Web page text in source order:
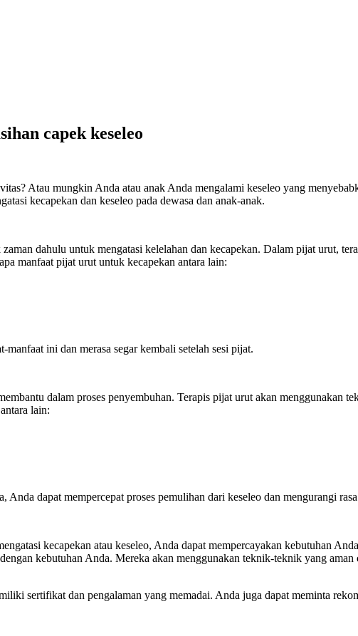
capek keseleo
Atau mungkin Anda atau anak Anda mengalami keseleo yang
kecapekan dan keseleo pada dewasa dan anak-anak.
dahulu untuk mengatasi kelelahan dan kecapekan. Dalam pijat urut,
manfaat pijat urut untuk kecapekan antara lain:
ini dan merasa segar kembali setelah sesi pijat.
dalam proses penyembuhan. Terapis pijat urut akan menggunakan
lain:
dapat mempercepat proses pemulihan dari keseleo dan mengurangi
kecapekan atau keseleo, Anda dapat mempercayakan kebutuhan
kebutuhan Anda. Mereka akan menggunakan teknik-teknik yang
sertifikat dan pengalaman yang memadai. Anda juga dapat meminta